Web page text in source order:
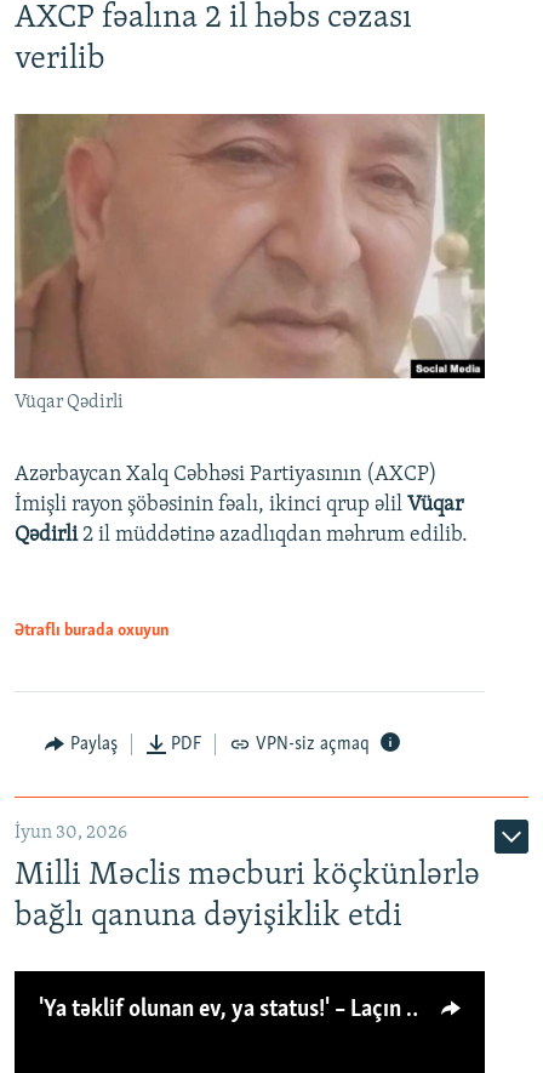
AXCP fəalına 2 il həbs cəzası
verilib
Vüqar Qədirli
Azərbaycan Xalq Cəbhəsi Partiyasının (AXCP)
İmişli rayon şöbəsinin fəalı, ikinci qrup əlil Vüqar
Qədirli2 il müddətinə azadlıqdan məhrum edilib.
Ətraflı burada oxuyun
Paylaş PDF VPN-siz açmaq
İyun 30, 2026
Milli Məclis məcburi köçkünlərlə
bağlı qanuna dəyişiklik etdi
'Ya təklif olunan ev, ya status!' – Laçın köçkünü: 'Laçından başqa heç hara!'